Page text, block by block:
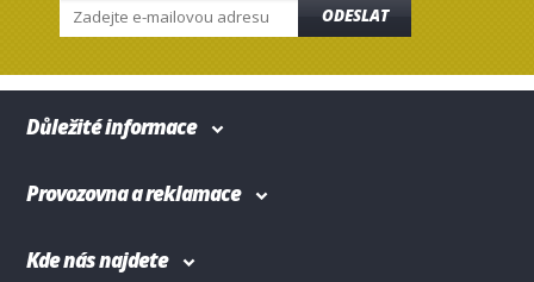
ODESLAT
Důležité informace
Provozovna a reklamace
Kde nás najdete